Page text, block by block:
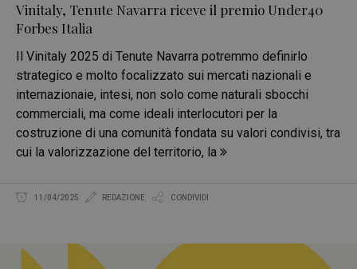
Vinitaly, Tenute Navarra riceve il premio Under40
Forbes Italia
Il Vinitaly 2025 di Tenute Navarra potremmo definirlo
strategico e molto focalizzato sui mercati nazionali e
internazionaie, intesi, non solo come naturali sbocchi
commerciali, ma come ideali interlocutori per la
costruzione di una comunità fondata su valori condivisi, tra
cui la valorizzazione del territorio, la
11/04/2025 REDAZIONE CONDIVIDI